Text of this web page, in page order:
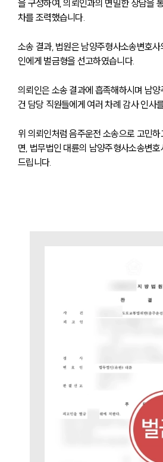
구성원 소
소식/자료
언론보도
공지사항
법률서식
뉴스레터/브로
세미나
을 구성하여, 의뢰인과의 면밀한 상담을
차를 조력했습니다.
소송 결과, 법원은 남양주형사소송변호
인에게 벌금형을 선고하였습니다.
의뢰인은 소송 결과에 흡족해하시며 남
건 담당 직원들에게 여러 차례 감사 인사
위 의뢰인처럼 음주운전 소송으로 고민
면, 법무법인 대륜의 남양주형사소송변
드립니다.